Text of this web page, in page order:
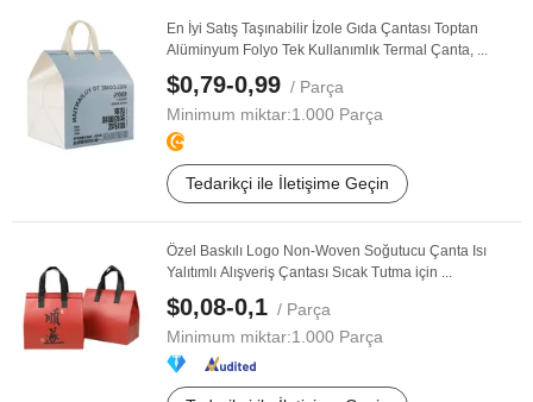
En İyi Satış Taşınabilir İzole Gıda Çantası Toptan
Alüminyum Folyo Tek Kullanımlık Termal Çanta, ...
$0,79-0,99 / Parça
Minimum miktar:1.000 Parça
Tedarikçi ile İletişime Geçin
Özel Baskılı Logo Non-Woven Soğutucu Çanta Isı
Yalıtımlı Alışveriş Çantası Sıcak Tutma için ...
$0,08-0,1 / Parça
Minimum miktar:1.000 Parça